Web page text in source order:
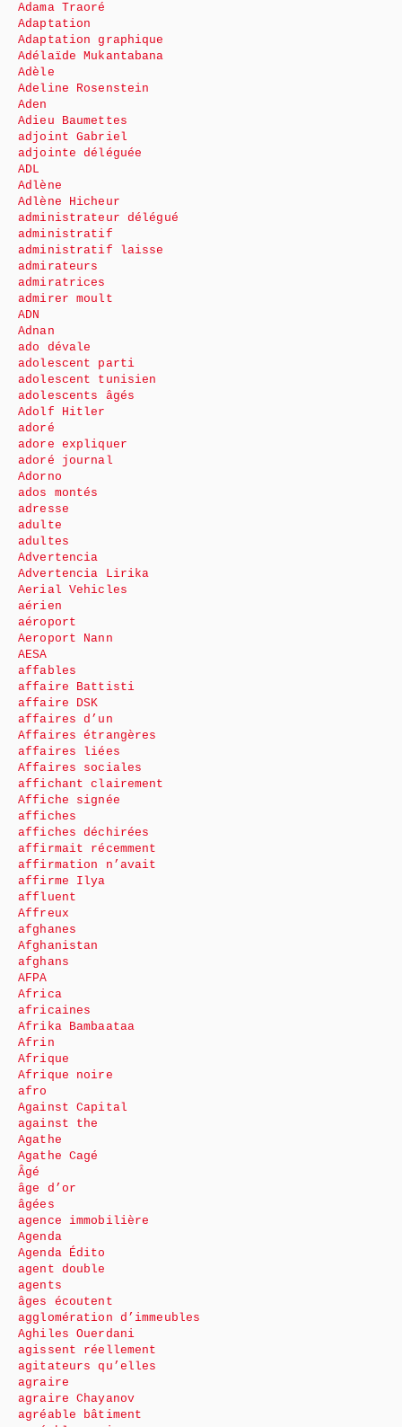
Adama Traoré
Adaptation
Adaptation graphique
Adélaïde Mukantabana
Adèle
Adeline Rosenstein
Aden
Adieu Baumettes
adjoint Gabriel
adjointe déléguée
ADL
Adlène
Adlène Hicheur
administrateur délégué
administratif
administratif laisse
admirateurs
admiratrices
admirer moult
ADN
Adnan
ado dévale
adolescent parti
adolescent tunisien
adolescents âgés
Adolf Hitler
adoré
adore expliquer
adoré journal
Adorno
ados montés
adresse
adulte
adultes
Advertencia
Advertencia Lirika
Aerial Vehicles
aérien
aéroport
Aeroport Nann
AESA
affables
affaire Battisti
affaire DSK
affaires d’un
Affaires étrangères
affaires liées
Affaires sociales
affichant clairement
Affiche signée
affiches
affiches déchirées
affirmait récemment
affirmation n’avait
affirme Ilya
affluent
Affreux
afghanes
Afghanistan
afghans
AFPA
Africa
africaines
Afrika Bambaataa
Afrin
Afrique
Afrique noire
afro
Against Capital
against the
Agathe
Agathe Cagé
Âgé
âge d’or
âgées
agence immobilière
Agenda
Agenda Édito
agent double
agents
âges écoutent
agglomération d’immeubles
Aghiles Ouerdani
agissent réellement
agitateurs qu’elles
agraire
agraire Chayanov
agréable bâtiment